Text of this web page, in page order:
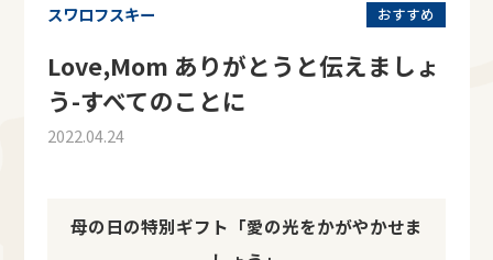
おすすめ
スワロフスキー
Love,Mom ありがとうと伝えましょ
う-すべてのことに
2022.04.24
母の日の特別ギフト「愛の光をかがやかせま